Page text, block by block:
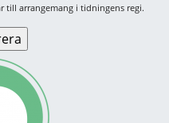
till arrangemang i tidningens regi.